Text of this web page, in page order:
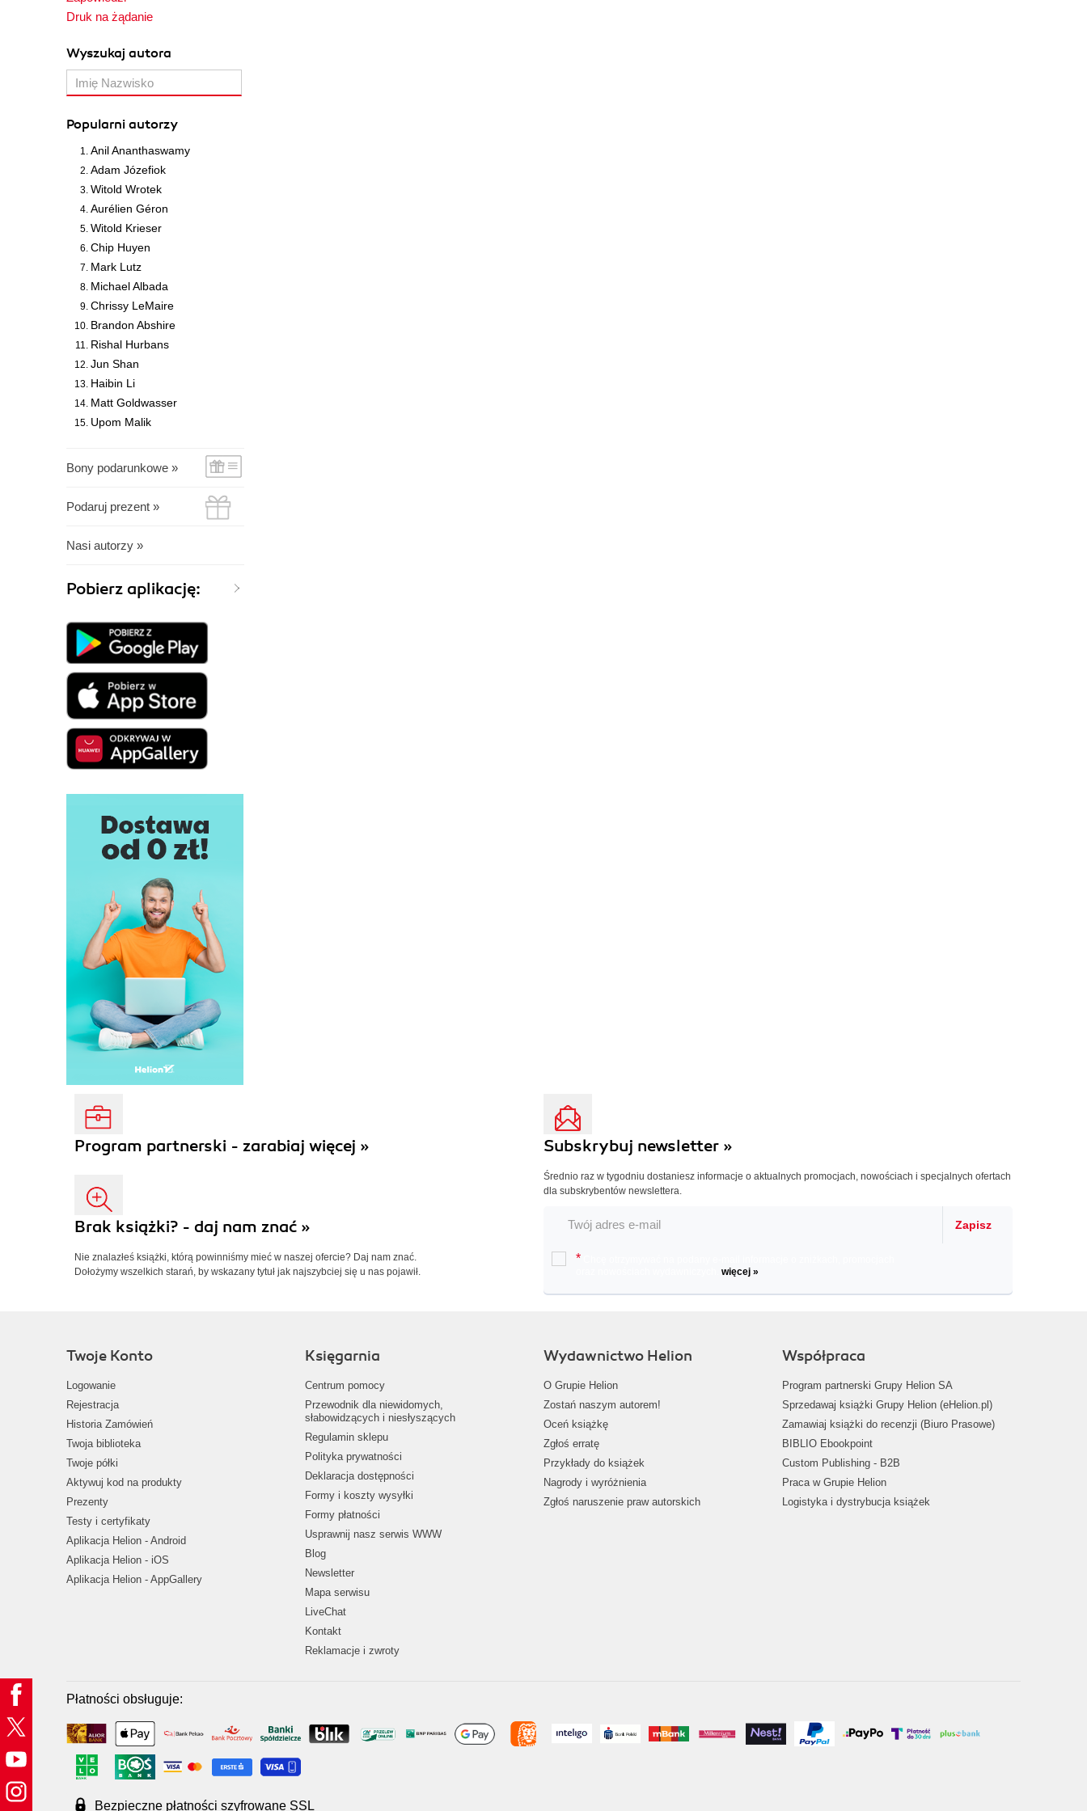
Druk na żądanie
Wyszukaj autora
Popularni autorzy
Anil Ananthaswamy
Adam Józefiok
Witold Wrotek
Aurélien Géron
Witold Krieser
Chip Huyen
Mark Lutz
Michael Albada
Chrissy LeMaire
Brandon Abshire
Rishal Hurbans
Jun Shan
Haibin Li
Matt Goldwasser
Upom Malik
Bony podarunkowe »
Podaruj prezent »
Nasi autorzy »
Pobierz aplikację:
Program partnerski - zarabiaj więcej »
Brak książki? - daj nam znać »
Nie znalazłeś książki, którą powinniśmy mieć w naszej ofercie? Daj nam znać.
Dołożymy wszelkich starań, by wskazany tytuł jak najszybciej się u nas pojawił.
Subskrybuj newsletter »
Średnio raz w tygodniu dostaniesz informacje o aktualnych promocjach, nowościach i specjalnych ofertach
dla subskrybentów newslettera.
Zapisz
*
więcej »
Twoje Konto
Logowanie
Rejestracja
Historia Zamówień
Twoja biblioteka
Twoje półki
Aktywuj kod na produkty
Prezenty
Testy i certyfikaty
Aplikacja Helion - Android
Aplikacja Helion - iOS
Aplikacja Helion - AppGallery
Księgarnia
Centrum pomocy
Przewodnik dla niewidomych,
słabowidzących i niesłyszących
Regulamin sklepu
Polityka prywatności
Deklaracja dostępności
Formy i koszty wysyłki
Formy płatności
Usprawnij nasz serwis WWW
Blog
Newsletter
Mapa serwisu
LiveChat
Kontakt
Reklamacje i zwroty
Wydawnictwo Helion
O Grupie Helion
Zostań naszym autorem!
Oceń książkę
Zgłoś erratę
Przykłady do książek
Nagrody i wyróżnienia
Zgłoś naruszenie praw autorskich
Współpraca
Program partnerski Grupy Helion SA
Sprzedawaj książki Grupy Helion (eHelion.pl)
Zamawiaj książki do recenzji (Biuro Prasowe)
BIBLIO Ebookpoint
Custom Publishing - B2B
Praca w Grupie Helion
Logistyka i dystrybucja książek
Płatności obsługuje:
Bezpieczne płatności szyfrowane SSL